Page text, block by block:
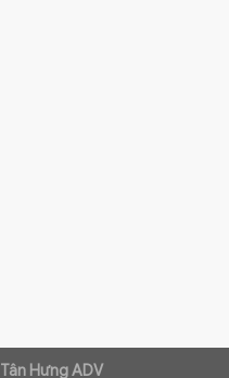
Tân Hưng ADV